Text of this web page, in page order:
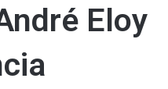
Eloy